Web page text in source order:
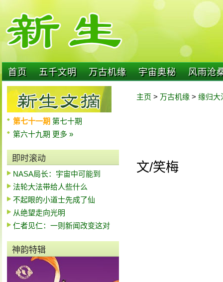
首页 五千文明 万古机缘 宇宙奥秘 风雨沧
第七十一期 第七十期
第六十九期 更多 »
即时滚动
NASA局长：宇宙中可能到
法轮大法带给人些什么
不起眼的小道士先成了仙
从绝望走向光明
仁者见仁：一则新闻改变这对
神韵特辑
主页 > 万古机缘 > 缘归大
文/笑梅